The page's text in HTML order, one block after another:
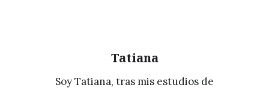
Tatiana
Soy Tatiana, tras mis estudios de